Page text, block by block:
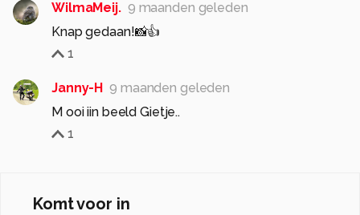
WilmaMeij. 9 maanden geleden
Knap gedaan!📸👍
1
Janny-H 9 maanden geleden
M ooi iin beeld Gietje..
1
Komt voor in